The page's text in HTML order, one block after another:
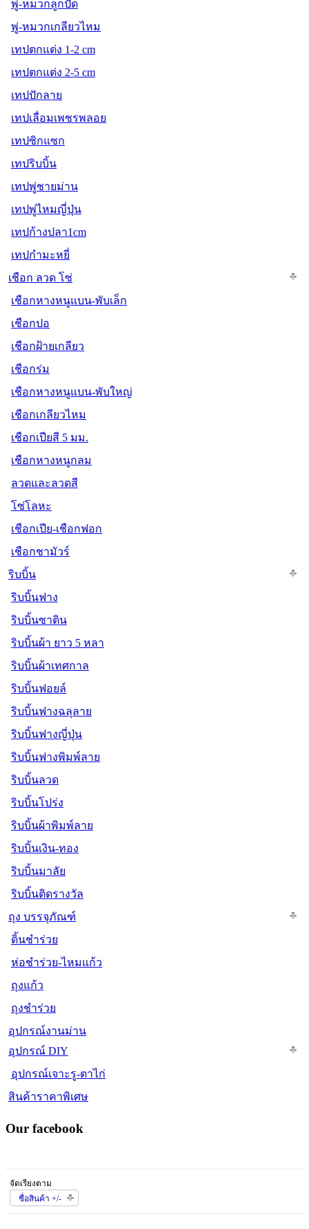
พู่-หมวกลูกปัด
พู่-หมวกเกลียวไหม
เทปตกแต่ง 1-2 cm
เทปตกแต่ง 2-5 cm
เทปปักลาย
เทปเลื่อมเพชรพลอย
เทปซิกแซก
เทปริบบิ้น
เทปพู่ชายม่าน
เทปพู่ไหมญี่ปุ่น
เทปก้างปลา1cm
เทปกำมะหยี่
เชือก ลวด โซ่
เชือกหางหนูแบน-พับเล็ก
เชือกปอ
เชือกฝ้ายเกลียว
เชือกร่ม
เชือกหางหนูแบน-พับใหญ่
เชือกเกลียวไหม
เชือกเปียสี 5 มม.
เชือกหางหนูกลม
ลวดและลวดสี
โซ่โลหะ
เชือกเปีย-เชือกฟอก
เชือกชามัวร์
ริบบิ้น
ริบบิ้นฟาง
ริบบิ้นซาติน
ริบบิ้นผ้า ยาว 5 หลา
ริบบิ้นผ้าเทศกาล
ริบบิ้นฟอยล์
ริบบิ้นฟางฉลุลาย
ริบบิ้นฟางญี่ปุ่น
ริบบิ้นฟางพิมพ์ลาย
ริบบิ้นลวด
ริบบิ้นโปร่ง
ริบบิ้นผ้าพิมพ์ลาย
ริบบิ้นเงิน-ทอง
ริบบิ้นมาลัย
ริบบิ้นติดรางวัล
ถุง บรรจุภัณฑ์
ดิ้นชำร่วย
ห่อชำร่วย-ไหมแก้ว
ถุงแก้ว
ถุงชำร่วย
อุปกรณ์งานม่าน
อุปกรณ์ DIY
อุปกรณ์เจาะรู-ตาไก่
สินค้าราคาพิเศษ
Our facebook
จัดเรียงตาม
ชื่อสินค้า +/-